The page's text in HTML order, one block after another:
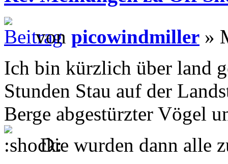
von picowindmiller »
Ich bin kürzlich über land
Stunden Stau auf der
Berge abgestürzter Vögel
Die wurden dann alle